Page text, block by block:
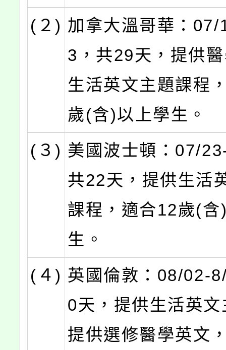
(２) 加拿大溫哥華：
3，共29天，提供
生活英文主題課程
歲(含)以上學生。
(３) 美國波士頓：07/
共22天，提供生活
課程，適合12歲(含
生。
(４) 英國倫敦：08/02-
0天，提供生活英
提供選修醫學英文